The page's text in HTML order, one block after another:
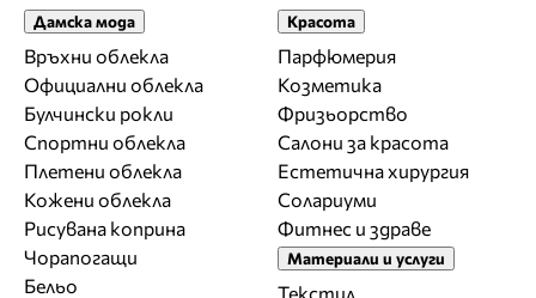
Дамска мода
Връхни облекла
Официални облекла
Булчински рокли
Спортни облекла
Плетени облекла
Кожени облекла
Рисувана коприна
Чорапогащи
Бельо
Красота
Парфюмерия
Козметика
Фризьорство
Салони за красота
Естетична хирургия
Солариуми
Фитнес и здраве
Материали и услуги
Текстил